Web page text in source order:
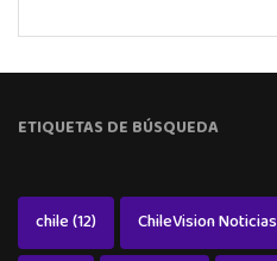
ETIQUETAS DE BÚSQUEDA
chile(12) ChileVision Noticias